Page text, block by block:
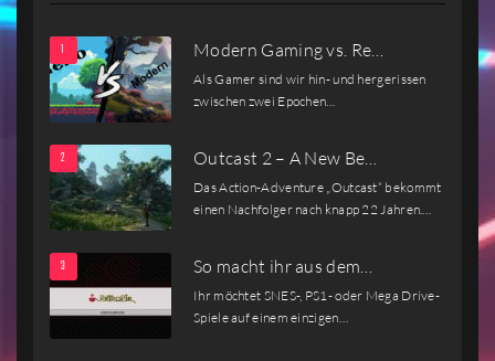
Modern Gaming vs. Re…
Als Gamer sind wir hin- und hergerissen
zwischen zwei Epochen…
Outcast 2 – A New Be…
Das Action-Adventure „Outcast“ bekommt
einen Nachfolger nach knapp 22 Jahren.…
So macht ihr aus dem…
Ihr möchtet SNES-, PS1- oder Mega Drive-
Spiele auf einem einzigen…